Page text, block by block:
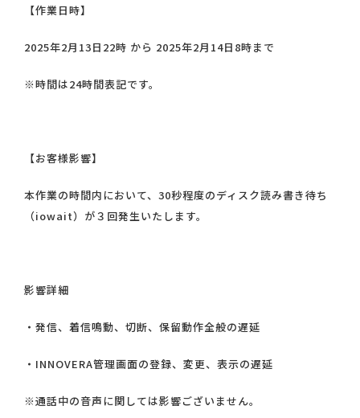
【作業日時】
2025年2月13日22時 から 2025年2月14日8時まで
※時間は24時間表記です。
【お客様影響】
本作業の時間内において、30秒程度のディスク読み書き待ち
（iowait）が３回発生いたします。
影響詳細
・発信、着信鳴動、切断、保留動作全般の遅延
・INNOVERA管理画面の登録、変更、表示の遅延
※通話中の音声に関しては影響ございません。